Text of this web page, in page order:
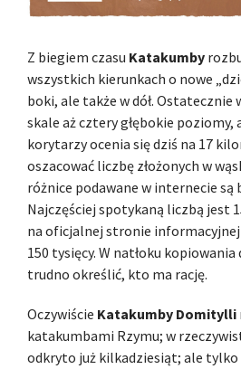
Z biegiem czasu Katakumby
wszystkich kierunkach o nowe
boki, ale także w dół. Ostatecznie
skale aż cztery głębokie poziomy,
korytarzy ocenia się dziś na 17
oszacować liczbę złożonych w
różnice podawane w internecie są
Najczęściej spotykaną liczbą jest
na oficjalnej stronie
150 tysięcy. W natłoku
trudno określić, kto ma rację.
Oczywiście Katakumby Domitylli
katakumbami Rzymu; w
odkryto już kilkadziesiąt; ale tylko